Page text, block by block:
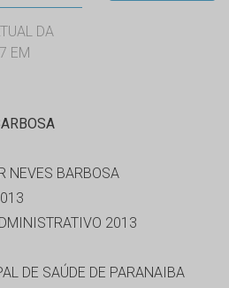
DA
EM
NEVES BARBOSA
2013
DE SAÚDE DE PARANAIBA